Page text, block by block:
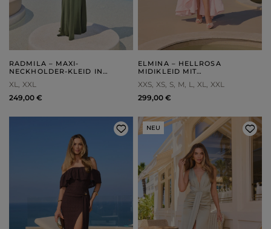
RADMILA – MAXI-
NECKHOLDER-KLEID IN
XL XXL
249,00 €
ELMINA – HELLROSA
MIDIKLEID MIT
XXS XS S M L XL XXL
299,00 €
NEU